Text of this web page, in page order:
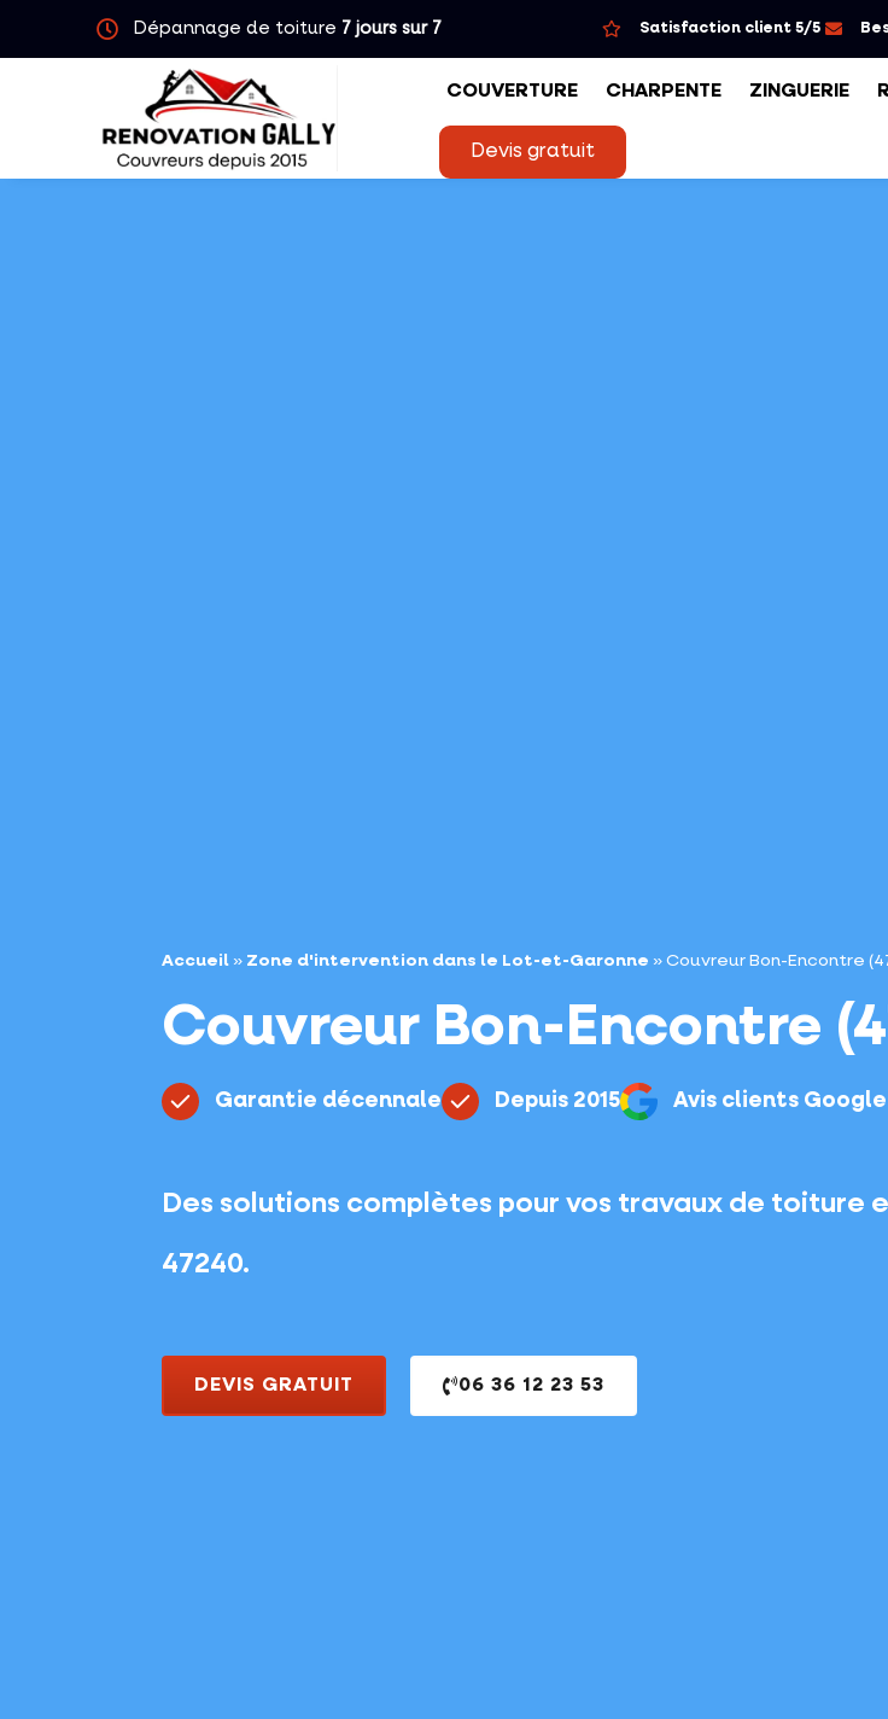
Dépannage de toiture 7 jours sur 7 Satisfaction client 5/5
COUVERTURE CHARPENTE ZINGUERIE
Devis gratuit
Accueil » Zone d'intervention dans le Lot-et-Garonne »Couvreur Bon-Encontre
Couvreur Bon-Encontre
Garantie décennale Depuis 2015 Avis clients
Des solutions complètes pour vos travaux de toiture
47240.
DEVIS GRATUIT 06 36 12 23 53